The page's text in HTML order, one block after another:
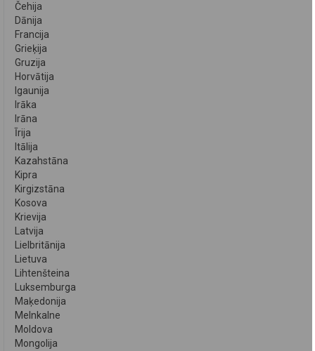
Čehija
Dānija
Francija
Grieķija
Gruzija
Horvātija
Igaunija
Irāka
Irāna
Īrija
Itālija
Kazahstāna
Kipra
Kirgizstāna
Kosova
Krievija
Latvija
Lielbritānija
Lietuva
Lihtenšteina
Luksemburga
Maķedonija
Melnkalne
Moldova
Mongolija